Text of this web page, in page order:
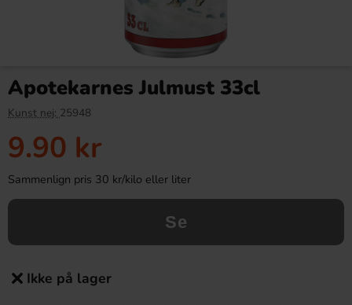
Apotekarnes Julmust 33cl
Kunst nej: 25948
9.90 kr
Sammenlign pris 30 kr/kilo eller liter
Se
Ikke på lager